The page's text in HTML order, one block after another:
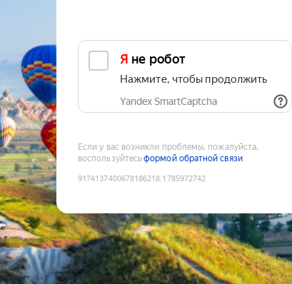
Я не робот
Нажмите, чтобы продолжить
Yandex SmartCaptcha
Если у вас возникли проблемы, пожалуйста,
воспользуйтесьформой обратной связи
9174137400678186218:1785972742